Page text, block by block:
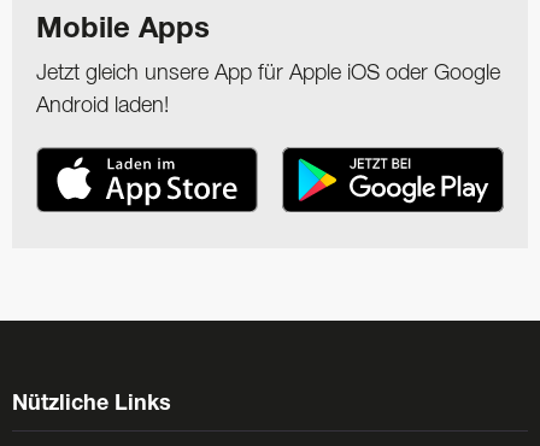
Mobile Apps
Jetzt gleich unsere App für Apple iOS oder Google
Android laden!
Nützliche Links